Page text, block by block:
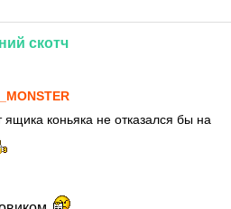
скотч
коньяка не отказался бы на